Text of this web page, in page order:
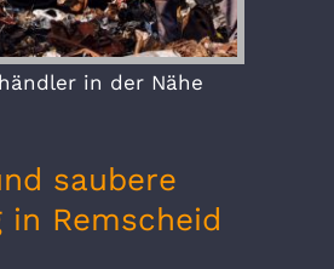
in der Nähe
saubere
in Remscheid